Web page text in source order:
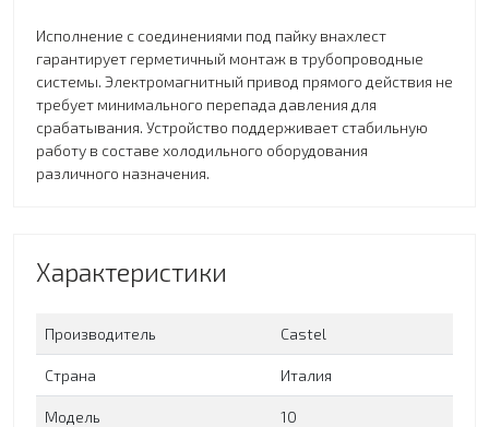
Исполнение с соединениями под пайку внахлест
гарантирует герметичный монтаж в трубопроводные
системы. Электромагнитный привод прямого действия не
требует минимального перепада давления для
срабатывания. Устройство поддерживает стабильную
работу в составе холодильного оборудования
различного назначения.
Характеристики
Производитель Сastel
Страна Италия
Модель 10